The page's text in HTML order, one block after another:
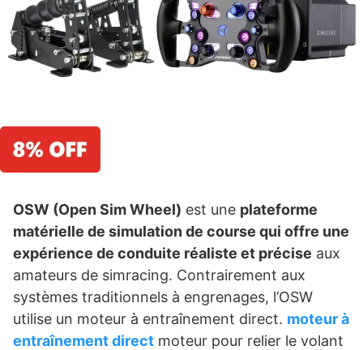
OSW (Open Sim Wheel) est une plateforme
matérielle de simulation de course qui offre une
expérience de conduite réaliste et précise aux
amateurs de simracing. Contrairement aux
systèmes traditionnels à engrenages, l’OSW
utilise un moteur à entraînement direct. moteur à
entraînement direct moteur pour relier le volant